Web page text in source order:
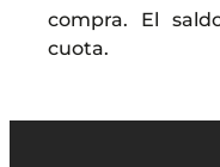
compra. El
cuota.